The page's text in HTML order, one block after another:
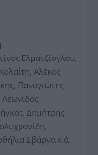
Ελματζίογλου,
Αλέκος
Παναγιώτης
Δημήτρης
Σβάρνα κ.ά.